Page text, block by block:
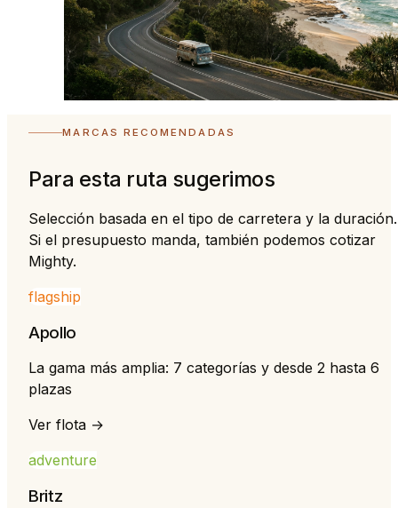
MARCAS RECOMENDADAS
Para esta ruta sugerimos
Selección basada en el tipo de carretera y la duración.
Si el presupuesto manda, también podemos cotizar
Mighty.
flagship
Apollo
La gama más amplia: 7 categorías y desde 2 hasta 6
plazas
Ver flota →
adventure
Britz